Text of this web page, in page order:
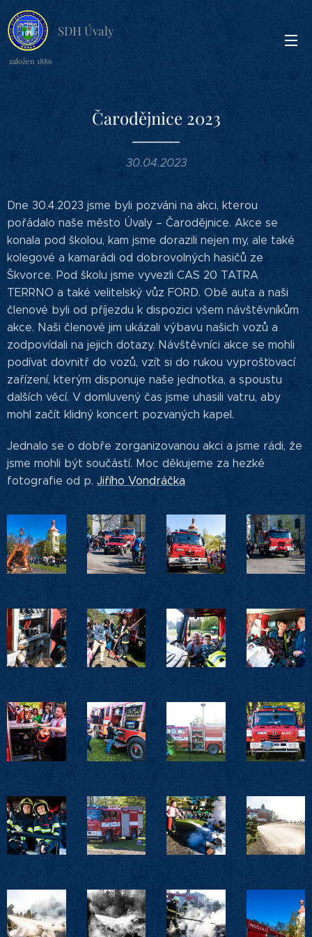
SDH Úvaly
založen 1886
Čarodějnice 2023
30.04.2023
Dne 30.4.2023 jsme byli pozváni na akci, kterou
pořádalo naše město Úvaly – Čarodějnice. Akce se
konala pod školou, kam jsme dorazili nejen my, ale také
kolegové a kamarádi od dobrovolných hasičů ze
Škvorce. Pod školu jsme vyvezli CAS 20 TATRA
TERRNO a také velitelský vůz FORD. Obě auta a naši
členové byli od příjezdu k dispozici všem návštěvníkům
akce. Naši členové jim ukázali výbavu našich vozů a
zodpovídali na jejich dotazy. Návštěvníci akce se mohli
podívat dovnitř do vozů, vzít si do rukou vyprošťovací
zařízení, kterým disponuje naše jednotka, a spoustu
dalších věcí. V domluvený čas jsme uhasili vatru, aby
mohl začít klidný koncert pozvaných kapel.
Jednalo se o dobře zorganizovanou akci a jsme rádi, že
jsme mohli být součástí. Moc děkujeme za hezké
fotografie od p. Jiřího Vondráčka